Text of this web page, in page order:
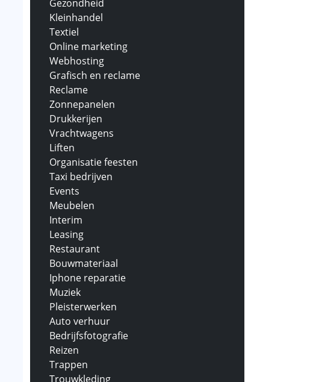
Gezondheid
Kleinhandel
Textiel
Online marketing
Webhosting
Grafisch en reclame
Reclame
Zonnepanelen
Drukkerijen
Vrachtwagens
Liften
Organisatie feesten
Taxi bedrijven
Events
Meubelen
Interim
Leasing
Restaurant
Bouwmateriaal
Iphone reparatie
Muziek
Pleisterwerken
Auto verhuur
Bedrijfsfotografie
Reizen
Trappen
Trouwkleding